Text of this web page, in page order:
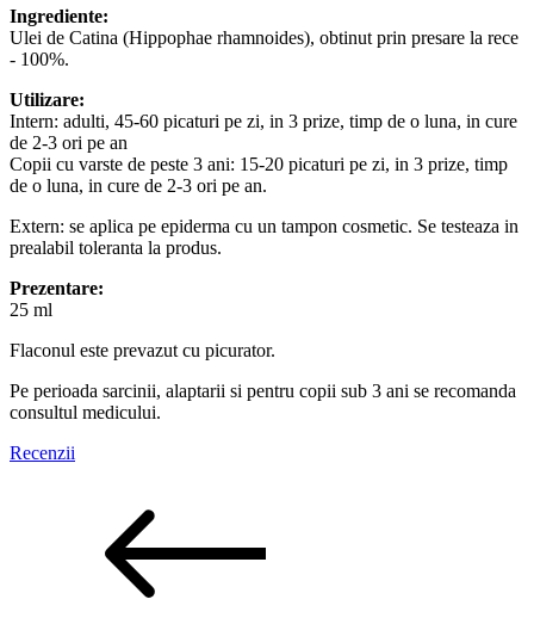
Ingrediente:
Ulei de Catina (Hippophae rhamnoides), obtinut prin presare la rece
- 100%.
Utilizare:
Intern: adulti, 45-60 picaturi pe zi, in 3 prize, timp de o luna, in cure
de 2-3 ori pe an
Copii cu varste de peste 3 ani: 15-20 picaturi pe zi, in 3 prize, timp
de o luna, in cure de 2-3 ori pe an.
Extern: se aplica pe epiderma cu un tampon cosmetic. Se testeaza in
prealabil toleranta la produs.
Prezentare:
25 ml
Flaconul este prevazut cu picurator.
Pe perioada sarcinii, alaptarii si pentru copii sub 3 ani se recomanda
consultul medicului.
Recenzii